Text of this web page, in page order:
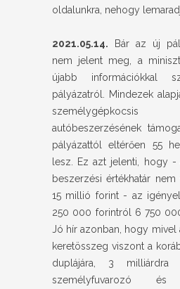
oldalunkra, nehogy
2021.05.14. Bár az új
nem jelent meg, a
újabb információkkal
pályázatról. Mindezek
személygépkocsis
autóbeszerzésének
pályázattól eltérően 55
lesz. Ez azt jelenti, hogy -
beszerzési értékhatár
15 millió forint - az
250 000 forintról 6 750
Jó hír azonban, hogy mivel
keretösszeg viszont a
duplájára, 3 milliárdra
személyfuvarozó és